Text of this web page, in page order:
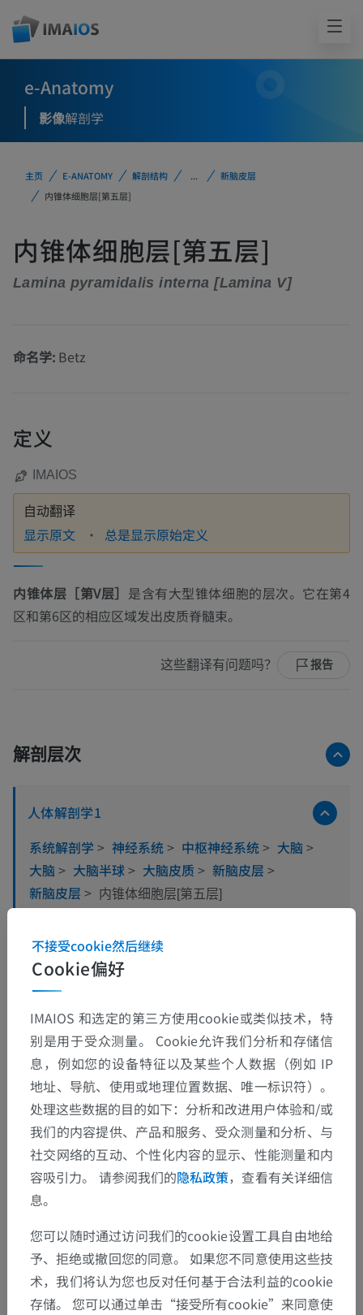
e-Anatomy
影像解剖学
主页 E-ANATOMY 解剖结构 ...
新脑皮层
内锥体细胞层[第五层]
内锥体细胞层[第五层]
Lamina pyramidalis interna [Lamina V]
命名学: Betz
定义
IMAIOS
自动翻译
显示原文 总是显示原始定义
内锥体层［第V层］ 是含有大型锥体细胞的层次。它在第4
区和第6区的相应区域发出皮质脊髓束。
这些翻译有问题吗？ 报告
解剖层次
人体解剖学1
系统解剖学 > 神经系统> 中枢神经系统> 大脑 >
大脑 > 大脑半球> 大脑皮质> 新脑皮层 >
新脑皮层 > 内锥体细胞层[第五层]
动物的比较解剖学
翻译
发现错误？
欢迎提出更正、翻译或内容改进的建议。
检举错误
下载APP
Cookie偏好
不接受cookie然后继续
IMAIOS 和选定的第三方使用cookie或类似技术，特
别是用于受众测量。 Cookie允许我们分析和存储信
息，例如您的设备特征以及某些个人数据（例如 IP
地址、导航、使用或地理位置数据、唯一标识符）。
处理这些数据的目的如下：分析和改进用户体验和/或
我们的内容提供、产品和服务、受众测量和分析、与
社交网络的互动、个性化内容的显示、性能测量和内
容吸引力。 请参阅我们的隐私政策，查看有关详细信
息。
您可以随时通过访问我们的cookie设置工具自由地给
予、拒绝或撤回您的同意。 如果您不同意使用这些技
术，我们将认为您也反对任何基于合法利益的cookie
存储。 您可以通过单击“接受所有cookie”来同意使